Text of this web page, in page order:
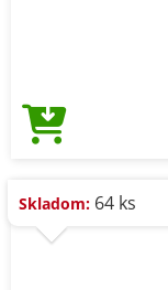
Skladom: 64 ks